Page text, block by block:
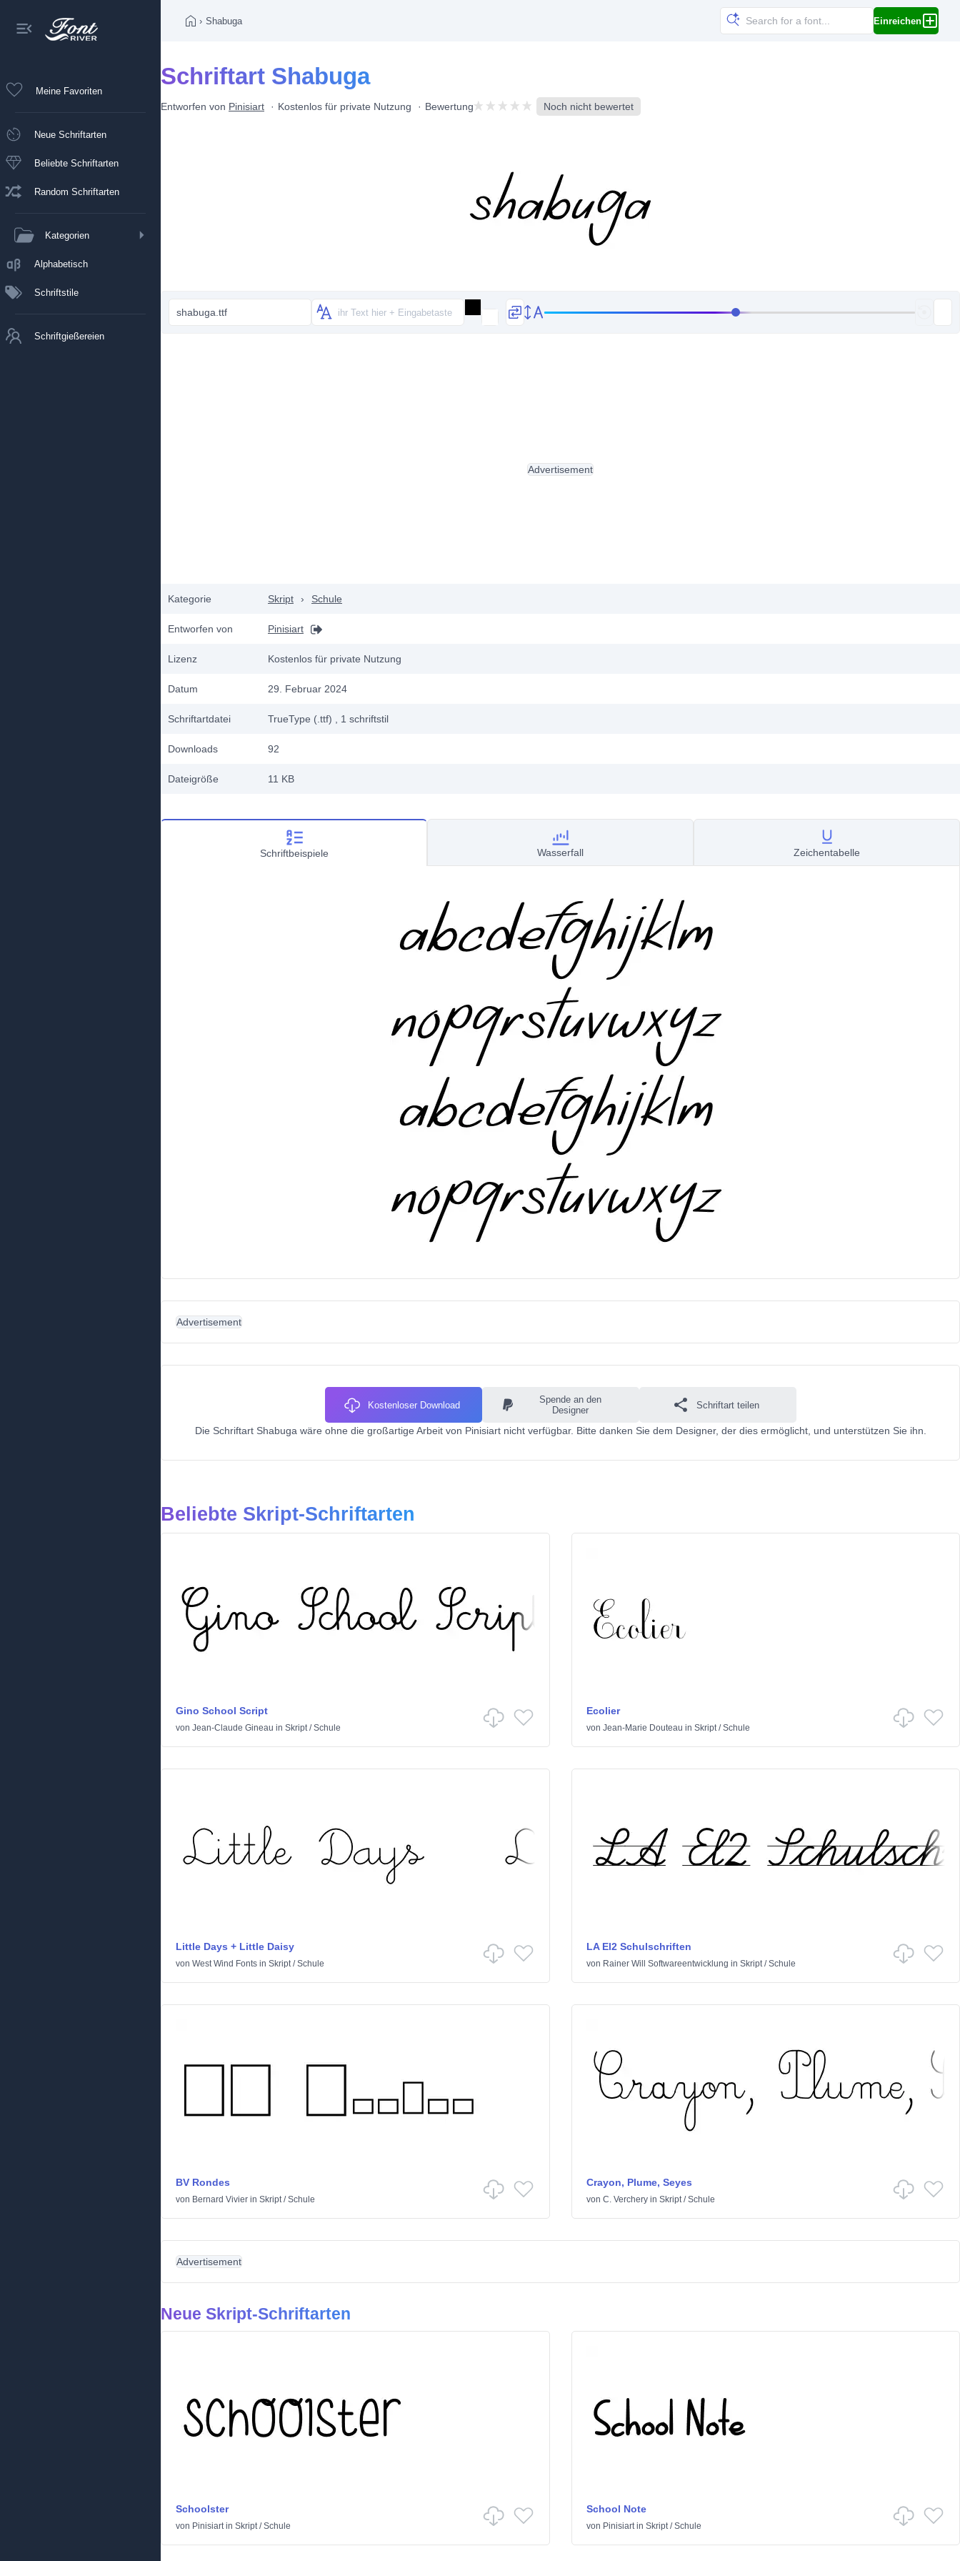
Meine Favoriten
Neue Schriftarten
Beliebte Schriftarten
Random Schriftarten
Kategorien
Alphabetisch
Schriftstile
Schriftgießereien
› Shabuga Einreichen
Schriftart Shabuga
Entworfen von Pinisiart Kostenlos für private Nutzung Bewertung Noch nicht bewertet
shabuga.ttf
Kategorie Skript › Schule
Entworfen von Pinisiart
Lizenz Kostenlos für private Nutzung
Datum 29. Februar 2024
Schriftartdatei TrueType (.ttf) , 1 schriftstil
Downloads 92
Dateigröße 11 KB
Advertisement
Schriftbeispiele Wasserfall Zeichentabelle
Advertisement
Kostenloser Download
Spende an den
Designer
Schriftart teilen
Die Schriftart Shabuga wäre ohne die großartige Arbeit von Pinisiart nicht verfügbar. Bitte danken Sie dem Designer, der dies ermöglicht, und unterstützen Sie ihn.
Beliebte Skript-Schriftarten
Gino School Script
von Jean-Claude Gineau in Skript/Schule
Ecolier
von Jean-Marie Douteau in Skript/Schule
Little Days + Little Daisy
von West Wind Fonts in Skript/Schule
LA El2 Schulschriften
von Rainer Will Softwareentwicklung in Skript/Schule
BV Rondes
von Bernard Vivier in Skript/Schule
Crayon, Plume, Seyes
von C. Vercheryin Skript/Schule
Advertisement
Neue Skript-Schriftarten
Schoolster
von Pinisiartin Skript/Schule
School Note
von Pinisiartin Skript/Schule